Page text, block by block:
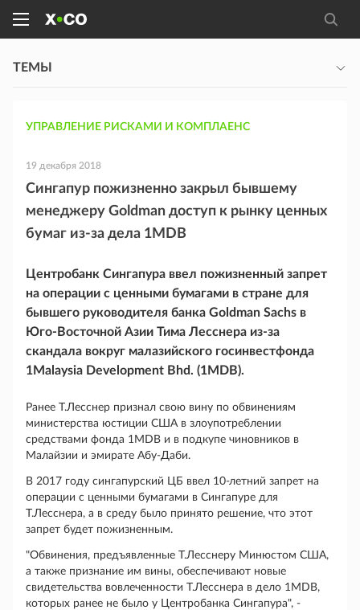
ТЕМЫ
УПРАВЛЕНИЕ РИСКАМИ И КОМПЛАЕНС
19 декабря 2018
Сингапур пожизненно закрыл бывшему
менеджеру Goldman доступ к рынку ценных
бумаг из-за дела 1MDB
Центробанк Сингапура ввел пожизненный запрет
на операции с ценными бумагами в стране для
бывшего руководителя банка Goldman Sachs в
Юго-Восточной Азии Тима Лесснера из-за
скандала вокруг малазийского госинвестфонда
1Malaysia Development Bhd. (1MDB).
Ранее Т.Лесснер признал свою вину по обвинениям
министерства юстиции США в злоупотреблении
средствами фонда 1MDB и в подкупе чиновников в
Малайзии и эмирате Абу-Даби.
В 2017 году сингапурский ЦБ ввел 10-летний запрет на
операции с ценными бумагами в Сингапуре для
Т.Лесснера, а в среду было принято решение, что этот
запрет будет пожизненным.
"Обвинения, предъявленные Т.Лесснеру Минюстом США,
а также признание им вины, обеспечивают новые
свидетельства вовлеченности Т.Лесснера в дело 1MDB,
которых ранее не было у Центробанка Сингапура", -